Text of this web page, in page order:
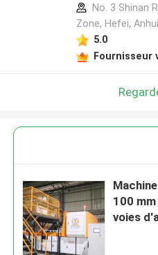
No. 3 Shinan
Zone, Hefei,
5.0
Fournisseur
100
voies